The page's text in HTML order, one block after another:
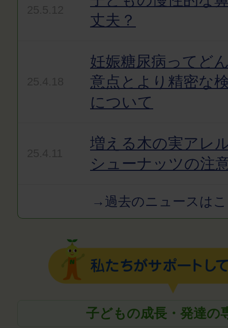
丈夫？
妊娠糖尿病ってど
意点とより精密な
について
増える木の実アレ
シューナッツの注
→過去のニュースは
子どもの成長・発達の